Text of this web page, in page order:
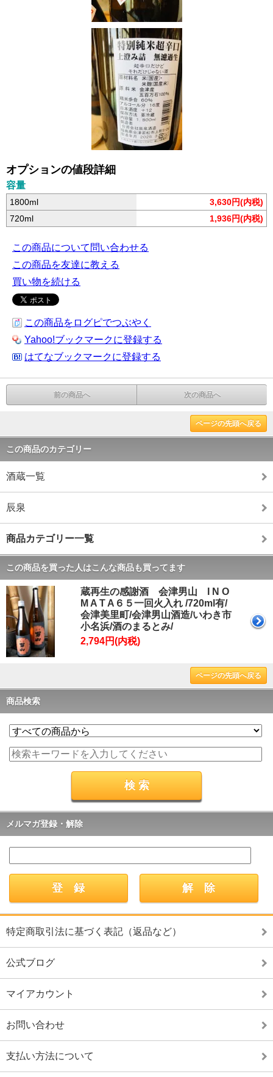
オプションの値段詳細
容量
1800ml
3,630円(内税)
720ml
1,936円(内税)
この商品について問い合わせる
この商品を友達に教える
買い物を続ける
この商品をログピでつぶやく
Yahoo!ブックマークに登録する
はてなブックマークに登録する
前の商品へ 次の商品へ
ページの先頭へ戻る
この商品のカテゴリー
酒蔵一覧
辰泉
商品カテゴリー一覧
この商品を買った人はこんな商品も買ってます
蔵再生の感謝酒 会津男山 I N O
M A T A６５一回火入れ /720ml有/
会津美里町/会津男山酒造/いわき市
小名浜/酒のまるとみ/
2,794円(内税)
ページの先頭へ戻る
商品検索
メルマガ登録・解除
特定商取引法に基づく表記（返品など）
公式ブログ
マイアカウント
お問い合わせ
支払い方法について